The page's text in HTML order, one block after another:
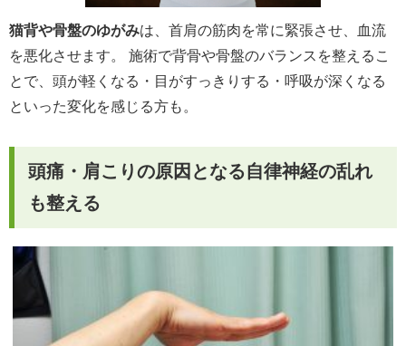
猫背や骨盤のゆがみは、首肩の筋肉を常に緊張させ、血流
を悪化させます。 施術で背骨や骨盤のバランスを整えるこ
とで、頭が軽くなる・目がすっきりする・呼吸が深くなる
といった変化を感じる方も。
頭痛・肩こりの原因となる自律神経の乱れ
も整える